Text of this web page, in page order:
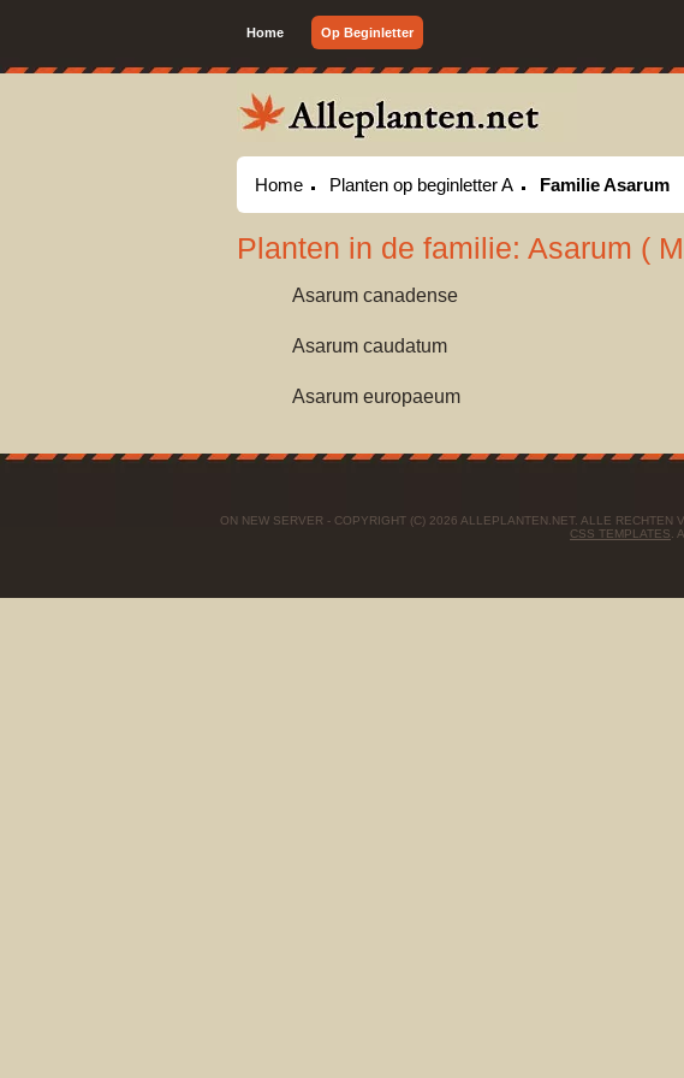
Home Op Beginletter
Home Planten op beginletter A Familie Asarum
Planten in de familie: Asarum (
Asarum canadense
Asarum caudatum
Asarum europaeum
ON NEW SERVER - COPYRIGHT (C) 2026 ALLEPLANTEN.NET. ALLE
CSS TEMPLATES .